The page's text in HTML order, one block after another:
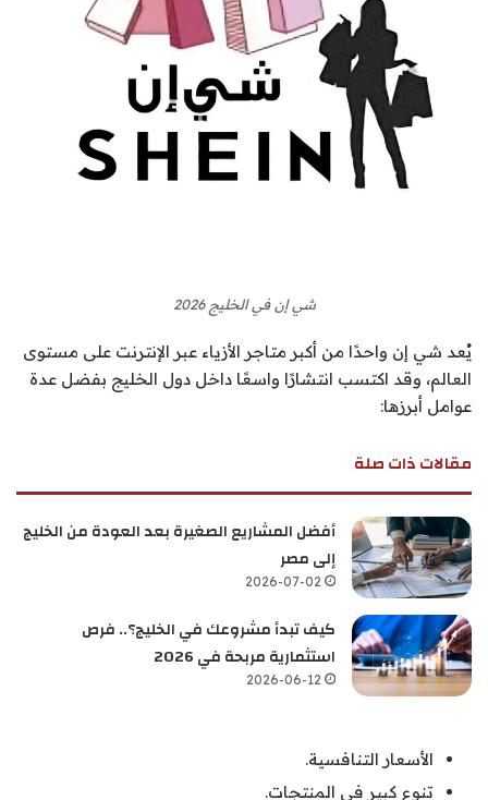
شي إن في الخليج 2026
يُعد شي إن واحدًا من أكبر متاجر الأزياء عبر الإنترنت على مستوى
العالم، وقد اكتسب انتشارًا واسعًا داخل دول الخليج بفضل عدة
عوامل أبرزها:
مقالات ذات صلة
أفضل المشاريع الصغيرة بعد العودة من الخليج
إلى مصر
2026-07-02
كيف تبدأ مشروعك في الخليج؟.. فرص
استثمارية مربحة في 2026
2026-06-12
الأسعار التنافسية.
تنوع كبير في المنتجات.